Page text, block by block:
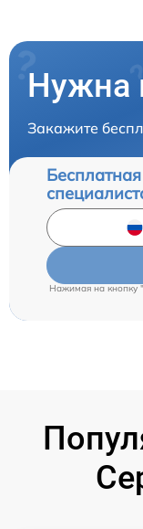
Нужна
Закажите
Нажимая на кнопку